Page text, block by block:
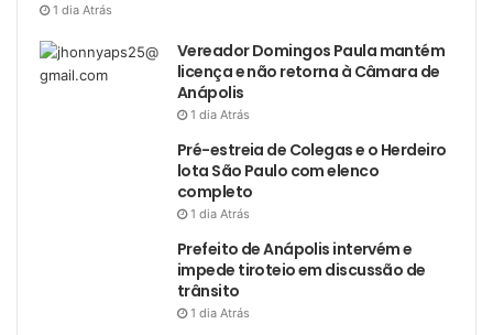
1 dia Atrás
Vereador Domingos Paula mantém
licença e não retorna à Câmara de
Anápolis
1 dia Atrás
Pré-estreia de Colegas e o Herdeiro
lota São Paulo com elenco
completo
1 dia Atrás
Prefeito de Anápolis intervém e
impede tiroteio em discussão de
trânsito
1 dia Atrás